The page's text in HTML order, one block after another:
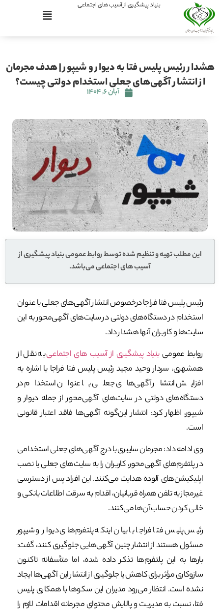
بنیاد پیشگیری از آسیب های اجتماعی
هشدار رئیس پلیس فتا به دیوار و شیپور | هدف مجرمان
از انتشار آگهی‌های جعلی استخدام دولتی چیست؟
آبان ۶, ۱۴۰۴
این مطلب تهیه و تنظیم شده توسط روابط عمومی بنیاد پیشگیری از
آسیب های اجتماعی می‌باشد.
رئیس پلیس فتا فراجا درخصوص انتشار آگهی‌های جعلی با عنوان
استخدام در دستگاه‌های دولتی در سایت‌های آگهی‌محور به این
سایت‌ها و کاربران آنها هشدار داد.
روابط عمومیبنیاد پیشگیری از آسیب های اجتماعیبه نقل از
همشهری، سردار وحید مجید رئیس پلیس فتا فراجا با اشاره به
افزایش انتشار آگهی‌های جعلی با عنوان استخدام در
دستگاه‌های دولتی در سایت‌های آگهی‌محور از جمله دیوار و
شیپور، اظهار کرد: انتشار این‌گونه آگهی‌ها فاقد اعتبار قانونی
است.
وی ادامه داد: مجرمان سایبری با درج آگهی‌های جعلی استخدامی
در پلتفرم‌های آگهی‌محور، کاربران را به سایت‌های جعلی یا نصب
اپلیکیشن‌های آلوده هدایت می‌کنند. این افراد پس از دسترسی
غیرمجاز به تلفن همراه قربانیان، اقدام به سرقت اطلاعات بانکی و
خالی کردن حساب آن‌ها می‌کنند.
رئیس پلیس فتا فراجا با بیان اینکه پلتفرم‌های دیوار و شیپور
مسئول هستند از انتشار چنین آگهی‌هایی جلوگیری کنند، گفت:
بارها به این پلتفرم‌ها تذکر داده شده، اما متأسفانه تاکنون
سازوکاری مؤثر برای کاهش یا جلوگیری از انتشار این آگهی‌ها ایجاد
نشده است. انتظار می‌رود مدیران این سکوها با همکاری پلیس
فتا، نسبت به مدیریت و پالایش محتوای مجرمانه اقدامات لازم را